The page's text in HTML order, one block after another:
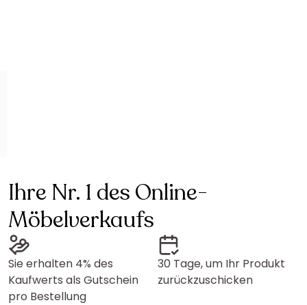
Ihre Nr. 1 des Online-
Möbelverkaufs
Sie erhalten 4% des
Kaufwerts als Gutschein
pro Bestellung
30 Tage, um Ihr Produkt
zurückzuschicken